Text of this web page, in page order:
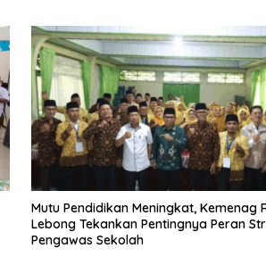
Mutu Pendidikan Meningkat, Kemenag
Lebong Tekankan Pentingnya Peran
Pengawas Sekolah